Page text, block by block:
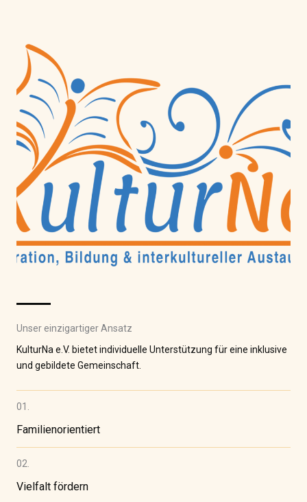
Unser einzigartiger Ansatz
KulturNa e.V. bietet individuelle Unterstützung für eine inklusive
und gebildete Gemeinschaft.
01.
Familienorientiert
02.
Vielfalt fördern